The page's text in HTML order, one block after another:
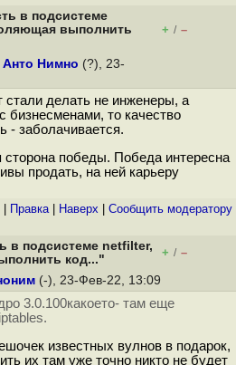
в подсистеме
выполнить
+ / –
Анто Нимно (?), 23-
стали делать не инженеры, а
бизнесменами, то качество
- заболачивается.
сторона победы. Победа интересна
продать, на ней карьеру
Правка| Наверх Cообщить модератору
в подсистеме netfilter,
код..."
+ / –
(-), 23-Фев-22, 13:09
3.0.100какоето- там еще
известных вулнов в подарок,
их там уже точно никто не будет